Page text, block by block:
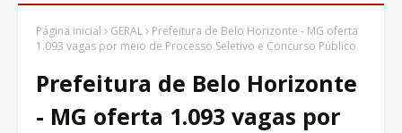
Página inicial GERAL
Prefeitura de Belo Horizonte - MG oferta
1.093 vagas por meio de Processo Seletivo e Concurso Público
Prefeitura de Belo Horizonte
- MG oferta 1.093 vagas por